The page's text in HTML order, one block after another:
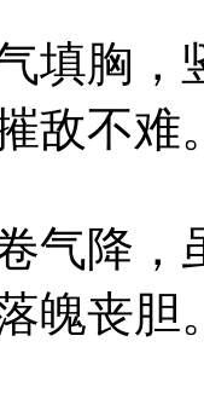
胸，
敌不难
降，
魄丧胆